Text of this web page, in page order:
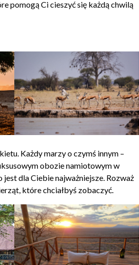
pomogą Ci cieszyć się każdą chwilą
Każdy marzy o czymś innym –
obozie namiotowym w
jest dla Ciebie najważniejsze. Rozważ
które chciałbyś zobaczyć.